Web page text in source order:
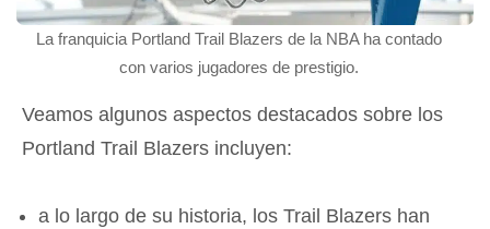
La franquicia Portland Trail Blazers de la NBA ha contado
con varios jugadores de prestigio.
Veamos algunos aspectos destacados sobre los
Portland Trail Blazers incluyen:
a lo largo de su historia, los Trail Blazers han